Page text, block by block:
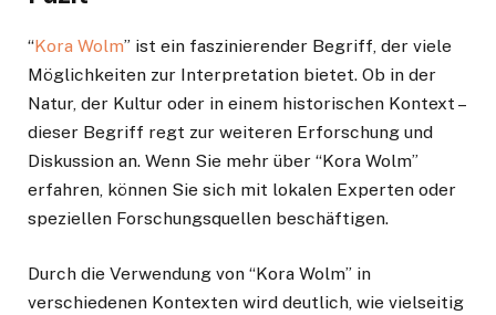
“Kora Wolm” ist ein faszinierender Begriff, der viele
Möglichkeiten zur Interpretation bietet. Ob in der
Natur, der Kultur oder in einem historischen Kontext –
dieser Begriff regt zur weiteren Erforschung und
Diskussion an. Wenn Sie mehr über “Kora Wolm”
erfahren, können Sie sich mit lokalen Experten oder
speziellen Forschungsquellen beschäftigen.
Durch die Verwendung von “Kora Wolm” in
verschiedenen Kontexten wird deutlich, wie vielseitig